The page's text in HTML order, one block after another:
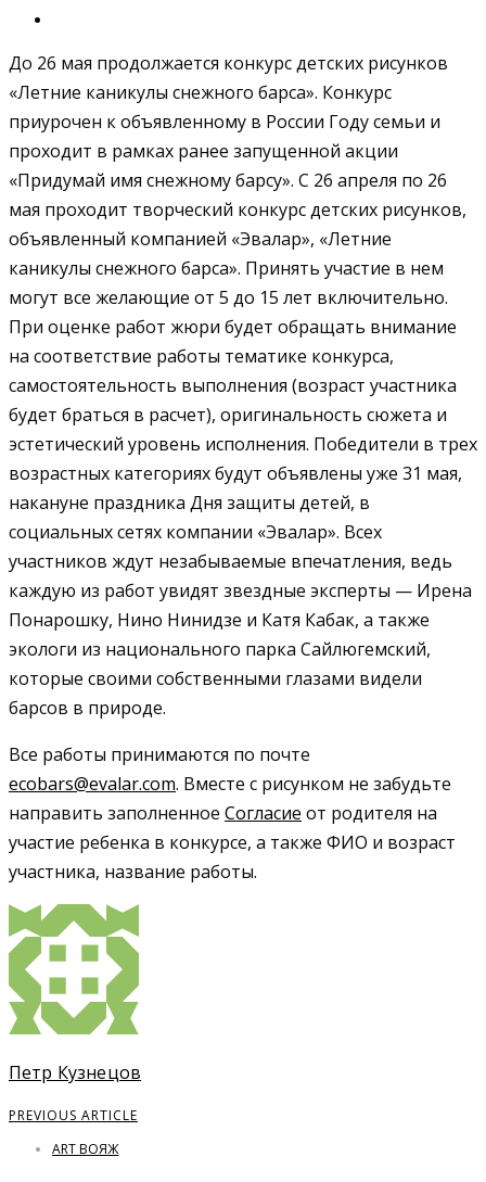
До 26 мая продолжается конкурс детских рисунков
«Летние каникулы снежного барса». Конкурс
приурочен к объявленному в России Году семьи и
проходит в рамках ранее запущенной акции
«Придумай имя снежному барсу». С 26 апреля по 26
мая проходит творческий конкурс детских рисунков,
объявленный компанией «Эвалар», «Летние
каникулы снежного барса». Принять участие в нем
могут все желающие от 5 до 15 лет включительно.
При оценке работ жюри будет обращать внимание
на соответствие работы тематике конкурса,
самостоятельность выполнения (возраст участника
будет браться в расчет), оригинальность сюжета и
эстетический уровень исполнения. Победители в трех
возрастных категориях будут объявлены уже 31 мая,
накануне праздника Дня защиты детей, в
социальных сетях компании «Эвалар». Всех
участников ждут незабываемые впечатления, ведь
каждую из работ увидят звездные эксперты — Ирена
Понарошку, Нино Нинидзе и Катя Кабак, а также
экологи из национального парка Сайлюгемский,
которые своими собственными глазами видели
барсов в природе.
Все работы принимаются по почте
ecobars@evalar.com. Вместе с рисунком не забудьте
направить заполненное Согласие от родителя на
участие ребенка в конкурсе, а также ФИО и возраст
участника, название работы.
Петр Кузнецов
PREVIOUS ARTICLE
ART ВОЯЖ